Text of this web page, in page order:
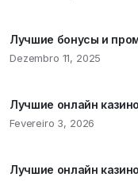
Лучшие бонусы и
Dezembro 11, 2025
Лучшие онлайн
Fevereiro 3, 2026
Лучшие онлайн